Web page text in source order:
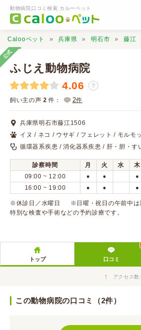
動物病院口コミ検索 カルーペット
動物病院検索
口コミ検索
Calooペットとは？
口コミ投稿
Calooペット 兵庫県 明石市 藤江
公式
ふじえ動物病院
4.06 ？
飼い主の声 2 件： 2件
兵庫県明石市藤江1506
イヌ / ネコ / ウサギ / フェレット / モルモ
循環器系疾患 / 消化器系疾患 / 肝・胆・す
診察時間 月 火 水 木
09:00 ~ 12:00
● ● ●
16:00 ~ 19:00 ● ● ●
※休診日／水曜日 ※日曜・祝日の午前中は
特別な検査や手術などの予約診療です。
トップ 口コミ
↑ アクセス
この動物病院の口コミ（2件）